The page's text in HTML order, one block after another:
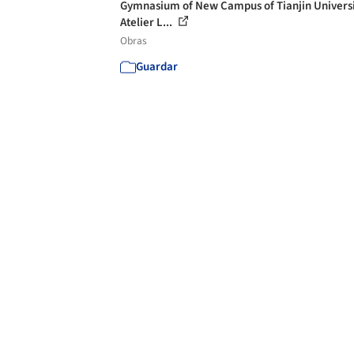
Gymnasium of New Campus of Tianjin
Atelier L...
Obras
Guardar